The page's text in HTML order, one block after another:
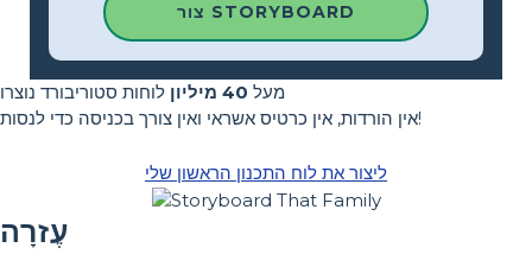
צור STORYBOARD
מעל 40 מיליון
לוחות סטוריבורד נוצרו
אין הורדות, אין כרטיס אשראי ואין צורך בכניסה כדי לנסות!
ליצור את לוח התכנון הראשון שלי
עֶזרָה